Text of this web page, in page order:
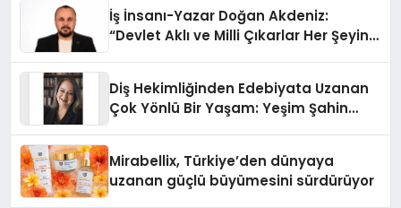
İş İnsanı-Yazar Doğan Akdeniz:
“Devlet Aklı ve Milli Çıkarlar Her Şeyin
Diş Hekimliğinden Edebiyata Uzanan
Çok Yönlü Bir Yaşam: Yeşim Şahin
Mirabellix, Türkiye’den dünyaya
uzanan güçlü büyümesini sürdürüyor